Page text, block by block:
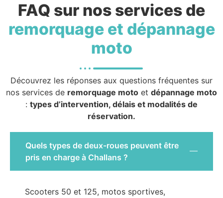
FAQ sur nos services de
remorquage et dépannage
moto
Découvrez les réponses aux questions fréquentes sur
nos services de remorquage moto et dépannage moto
: types d’intervention, délais et modalités de
réservation.
Quels types de deux-roues peuvent être
pris en charge à Challans ?
Scooters 50 et 125, motos sportives,